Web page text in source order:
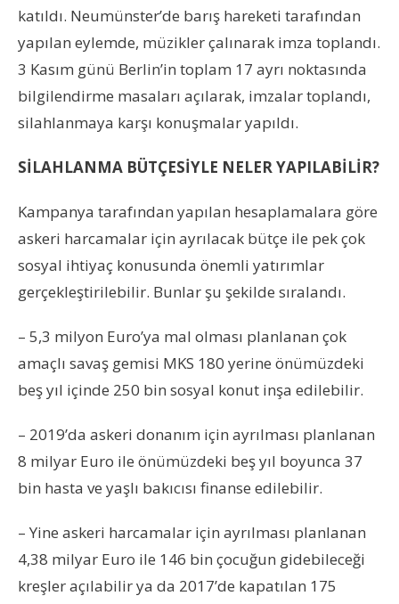
katıldı. Neumünster’de barış hareketi tarafından
yapılan eylemde, müzikler çalınarak imza toplandı.
3 Kasım günü Berlin’in toplam 17 ayrı noktasında
bilgilendirme masaları açılarak, imzalar toplandı,
silahlanmaya karşı konuşmalar yapıldı.
SİLAHLANMA BÜTÇESİYLE NELER YAPILABİLİR?
Kampanya tarafından yapılan hesaplamalara göre
askeri harcamalar için ayrılacak bütçe ile pek çok
sosyal ihtiyaç konusunda önemli yatırımlar
gerçekleştirilebilir. Bunlar şu şekilde sıralandı.
– 5,3 milyon Euro’ya mal olması planlanan çok
amaçlı savaş gemisi MKS 180 yerine önümüzdeki
beş yıl içinde 250 bin sosyal konut inşa edilebilir.
– 2019’da askeri donanım için ayrılması planlanan
8 milyar Euro ile önümüzdeki beş yıl boyunca 37
bin hasta ve yaşlı bakıcısı finanse edilebilir.
– Yine askeri harcamalar için ayrılması planlanan
4,38 milyar Euro ile 146 bin çocuğun gidebileceği
kreşler açılabilir ya da 2017’de kapatılan 175